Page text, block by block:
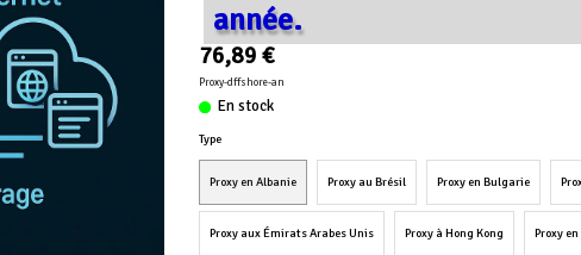
année.
76,89 €
Proxy-dffshore-an
En stock
Type
Proxy en Albanie Proxy au Brésil Proxy en Bulgarie
Proxy aux Émirats Arabes Unis Proxy à Hong Kong Proxy